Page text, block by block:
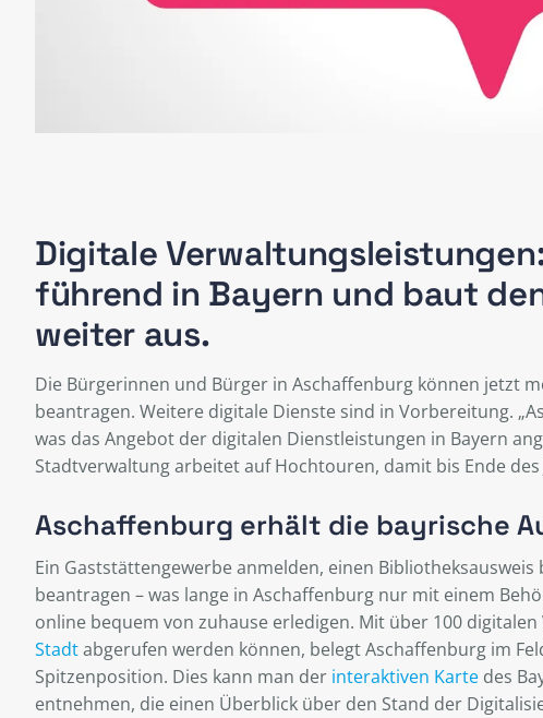
Digitale
führend in Bayern und baut
weiter aus.
Die Bürgerinnen und Bürger in Aschaffenburg können jetzt
beantragen. Weitere digitale Dienste sind in Vorbereitung.
was das Angebot der digitalen Dienstleistungen in Bayern
Stadtverwaltung arbeitet auf Hochtouren, damit bis Ende
Aschaffenburg erhält die bayrische
Ein Gaststättengewerbe anmelden, einen
beantragen – was lange in Aschaffenburg nur mit einem
online bequem von zuhause erledigen. Mit über 100
Stadtabgerufen werden können, belegt Aschaffenburg im
Spitzenposition. Dies kann man der interaktiven Kartedes
entnehmen, die einen Überblick über den Stand der